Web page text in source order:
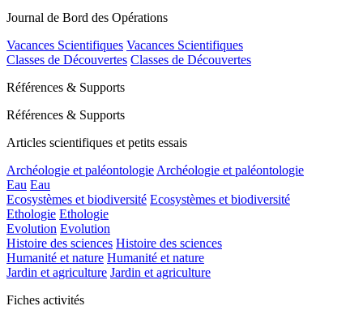
Journal de Bord des Opérations
Vacances Scientifiques Vacances Scientifiques
Classes de Découvertes Classes de Découvertes
Références & Supports
Références & Supports
Articles scientifiques et petits essais
Archéologie et paléontologie Archéologie et paléontologie
Eau Eau
Ecosystèmes et biodiversité Ecosystèmes et biodiversité
Ethologie Ethologie
Evolution Evolution
Histoire des sciences Histoire des sciences
Humanité et nature Humanité et nature
Jardin et agriculture Jardin et agriculture
Fiches activités